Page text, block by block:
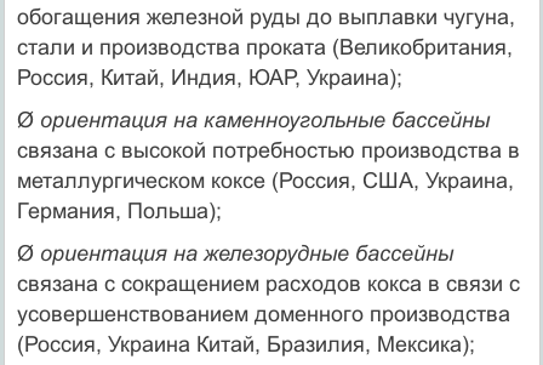
обогащения железной руды до выплавки чугуна,
стали и производства проката (Великобритания,
Россия, Китай, Индия, ЮАР, Украина);
Ø ориентация на каменноугольные бассейны
связана с высокой потребностью производства в
металлургическом коксе (Россия, США, Украина,
Германия, Польша);
Ø ориентация на железорудные бассейны
связана с сокращением расходов кокса в связи с
усовершенствованием доменного производства
(Россия, Украина Китай, Бразилия, Мексика);